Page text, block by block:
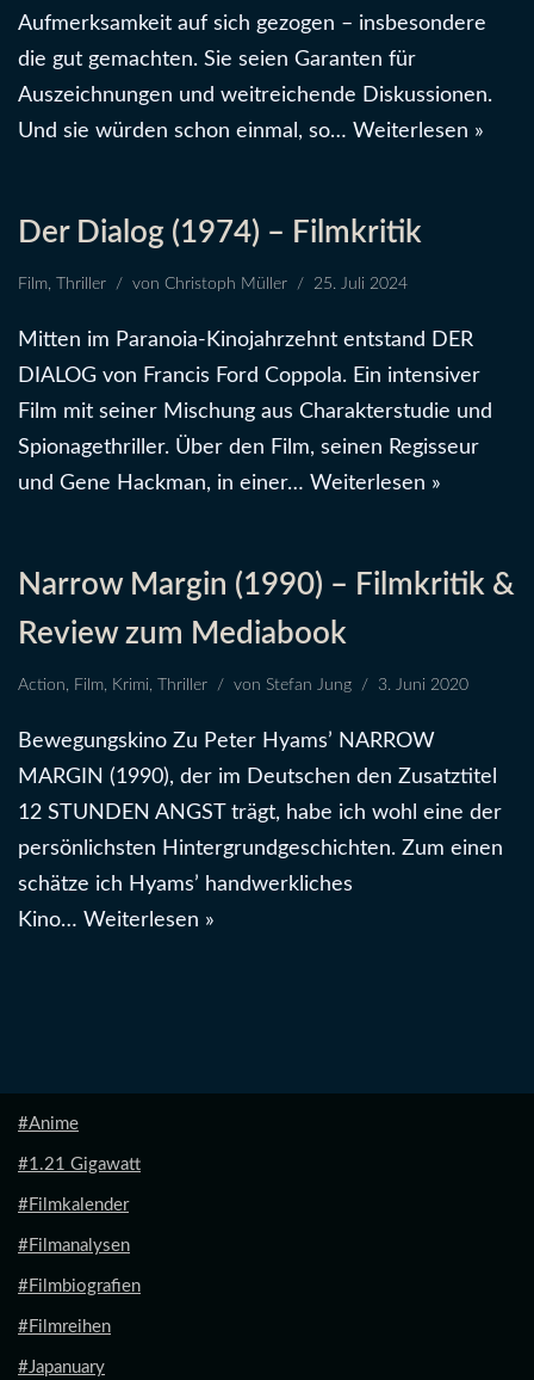
Aufmerksamkeit auf sich gezogen – insbesondere
die gut gemachten. Sie seien Garanten für
Auszeichnungen und weitreichende Diskussionen.
Und sie würden schon einmal, so… Weiterlesen »
Der Dialog (1974) – Filmkritik
Film, Thriller von Christoph Müller 25. Juli 2024
Mitten im Paranoia-Kinojahrzehnt entstand DER
DIALOG von Francis Ford Coppola. Ein intensiver
Film mit seiner Mischung aus Charakterstudie und
Spionagethriller. Über den Film, seinen Regisseur
und Gene Hackman, in einer… Weiterlesen »
Narrow Margin (1990) – Filmkritik &
Review zum Mediabook
Action, Film, Krimi, Thriller von Stefan Jung 3. Juni 2020
Bewegungskino Zu Peter Hyams’ NARROW
MARGIN (1990), der im Deutschen den Zusatztitel
12 STUNDEN ANGST trägt, habe ich wohl eine der
persönlichsten Hintergrundgeschichten. Zum einen
schätze ich Hyams’ handwerkliches
Kino… Weiterlesen »
#Anime
#1.21 Gigawatt
#Filmkalender
#Filmanalysen
#Filmbiografien
#Filmreihen
#Japanuary